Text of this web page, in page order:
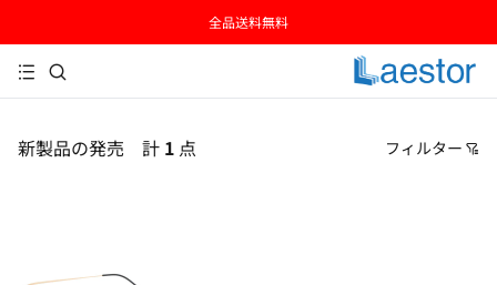
全品送料無料
新製品の発売 計 1 点 フィルター